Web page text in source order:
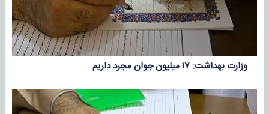
وزارت بهداشت: ۱۷ میلیون جوان مجرد داریم